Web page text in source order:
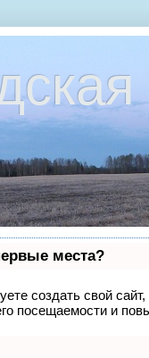
места?
создать свой
посещаемости и